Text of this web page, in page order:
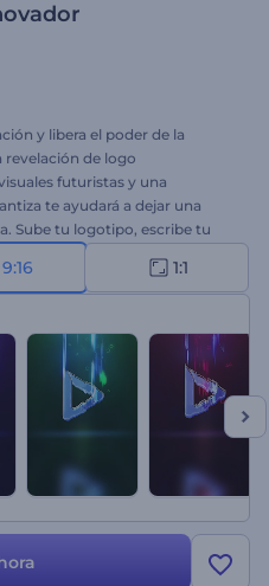
y libera el poder de la
de logo
futuristas y una
te ayudará a dejar una
Sube tu logotipo, escribe tu
y observa con
de un reino de innovación.
tecnología o cualquier
de logotipo moderna y
la curiosidad y anticipación
9:16 1:1